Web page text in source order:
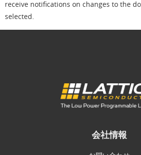
receive notifications on changes to the
selected.
会社情報